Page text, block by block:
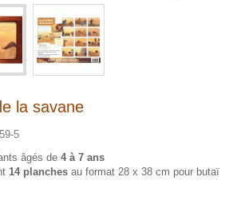
la savane
5
âgés de 4 à 7 ans
14 planches au format 28 x 38 cm pour butaï